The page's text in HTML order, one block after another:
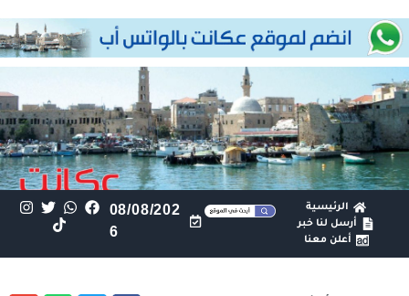
الرئيسية
أرسل لنا خبر
أعلن معنا
08/08/202
6